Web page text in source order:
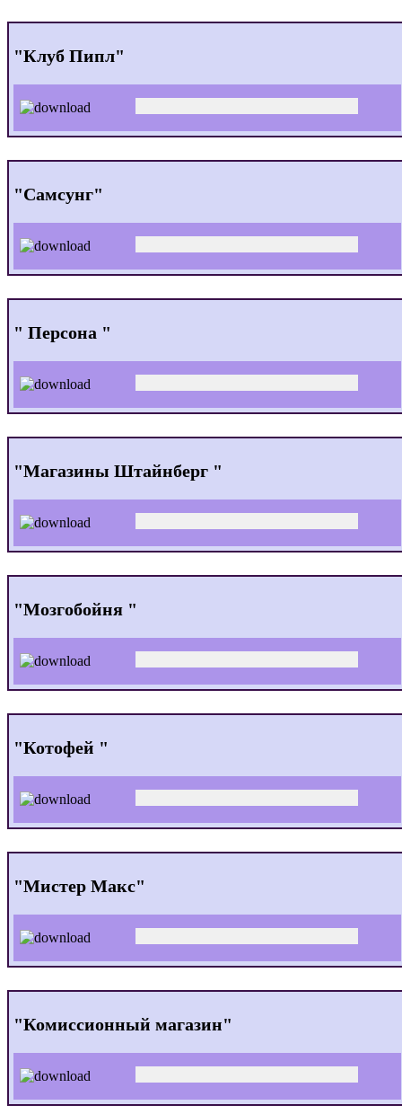
"Клуб Пипл"
"Самсунг"
" Персона "
"Магазины Штайнберг "
"Мозгобойня "
"Котофей "
"Мистер Макс"
"Комиссионный магазин"